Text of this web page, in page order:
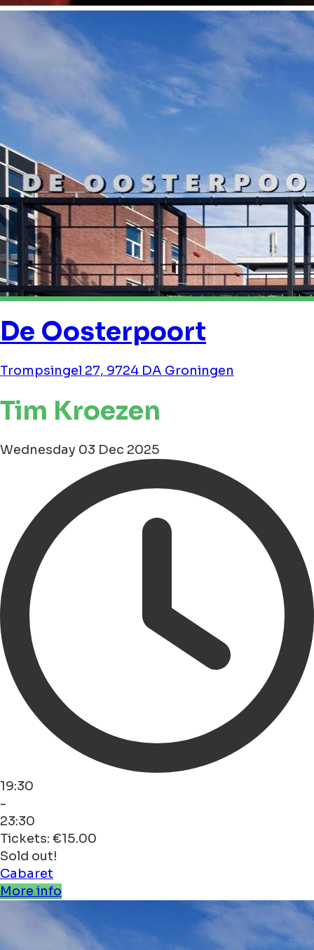
De Oosterpoort
Trompsingel 27, 9724 DA Groningen
Tim Kroezen
Wednesday 03 Dec 2025
19:30
-
23:30
Tickets: €15.00
Sold out!
Cabaret
More info